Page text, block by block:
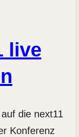
live
die next11
Konferenz